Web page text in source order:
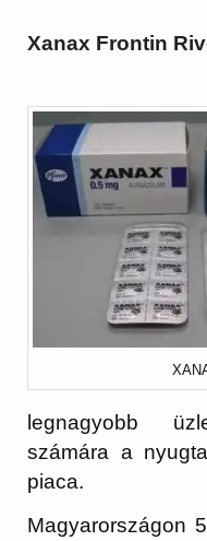
Xanax Frontin
legnagyobb
számára a
piaca.
Magyarországon